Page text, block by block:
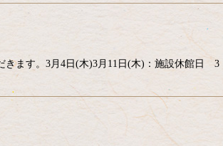
きます。3月4日(木)3月11日(木)：施設休館日 3